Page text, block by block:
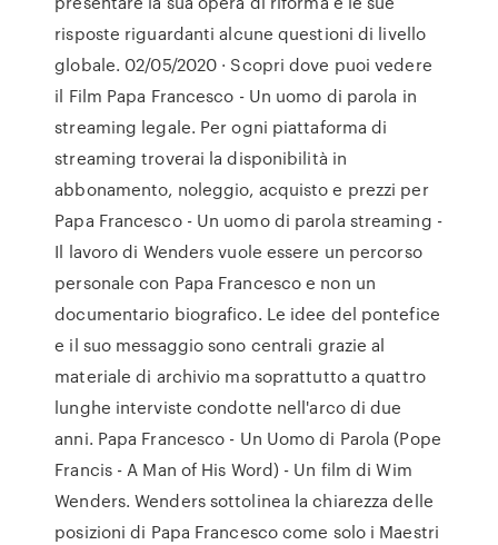
risposte riguardanti alcune questioni di livello
globale. 02/05/2020 · Scopri dove puoi vedere
il Film Papa Francesco - Un uomo di parola in
streaming legale. Per ogni piattaforma di
streaming troverai la disponibilità in
abbonamento, noleggio, acquisto e prezzi per
Papa Francesco - Un uomo di parola streaming -
Il lavoro di Wenders vuole essere un percorso
personale con Papa Francesco e non un
documentario biografico. Le idee del pontefice
e il suo messaggio sono centrali grazie al
materiale di archivio ma soprattutto a quattro
lunghe interviste condotte nell'arco di due
anni. Papa Francesco - Un Uomo di Parola (Pope
Francis - A Man of His Word) - Un film di Wim
Wenders. Wenders sottolinea la chiarezza delle
posizioni di Papa Francesco come solo i Maestri